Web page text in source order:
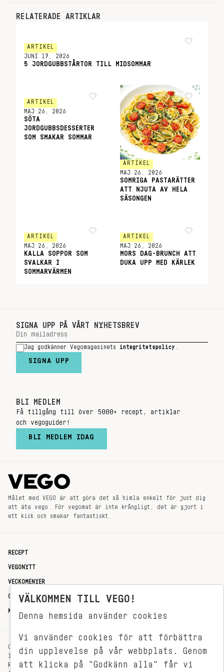
RELATERADE ARTIKLAR
ARTIKEL
JUNI 17, 2026
5 JORDGUBBSTÅRTOR TILL MIDSOMMAR
ARTIKEL
MAJ 26, 2026
SÖTA
JORDGUBBSDESSERTER
SOM SMAKAR SOMMAR
ARTIKEL
MAJ 26, 2026
SOMRIGA PASTARÄTTER
ATT NJUTA AV HELA
SÄSONGEN
ARTIKEL
MAJ 26, 2026
KALLA SOPPOR SOM
SVALKAR I
SOMMARVÄRMEN
ARTIKEL
MAJ 26, 2026
MORS DAG-BRUNCH ATT
DUKA UPP MED KÄRLEK
SIGNA UPP PÅ VÅRT NYHETSBREV
Jag godkänner Vegomagasinets integritetspolicy
SIGNA UPP
BLI MEDLEM
Få tillgång till över 5000+ recept, artiklar
och vegoguider!
BLI MEDLEM IDAG
Målet med VEGO är att göra det så himla enkelt för just dig
att äta vego. För vegomat är inte krångligt, det är gjort i
ett kick och smakar fantastiskt.
RECEPT
VEGONYTT
VECKOMENYER
OM OSS
KONTAKT
OXENSTIERNSGATAN 33
114 27 STOCKHOLM
REDAKTIONEN@VEGOMAGASINET.SE
VÄLKOMMEN TILL VEGO!
Denna hemsida använder cookies
Vi använder cookies för att förbättra
din upplevelse på vår webbplats. Genom
att klicka på "Godkänn alla" får vi